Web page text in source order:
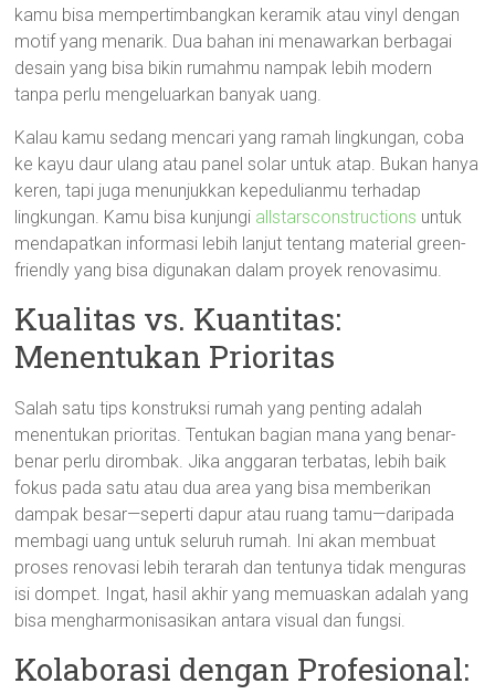
kamu bisa mempertimbangkan keramik atau vinyl dengan
motif yang menarik. Dua bahan ini menawarkan berbagai
desain yang bisa bikin rumahmu nampak lebih modern
tanpa perlu mengeluarkan banyak uang.
Kalau kamu sedang mencari yang ramah lingkungan, coba
ke kayu daur ulang atau panel solar untuk atap. Bukan hanya
keren, tapi juga menunjukkan kepedulianmu terhadap
lingkungan. Kamu bisa kunjungi allstarsconstructions untuk
mendapatkan informasi lebih lanjut tentang material green-
friendly yang bisa digunakan dalam proyek renovasimu.
Kualitas vs. Kuantitas:
Menentukan Prioritas
Salah satu tips konstruksi rumah yang penting adalah
menentukan prioritas. Tentukan bagian mana yang benar-
benar perlu dirombak. Jika anggaran terbatas, lebih baik
fokus pada satu atau dua area yang bisa memberikan
dampak besar—seperti dapur atau ruang tamu—daripada
membagi uang untuk seluruh rumah. Ini akan membuat
proses renovasi lebih terarah dan tentunya tidak menguras
isi dompet. Ingat, hasil akhir yang memuaskan adalah yang
bisa mengharmonisasikan antara visual dan fungsi.
Kolaborasi dengan Profesional: